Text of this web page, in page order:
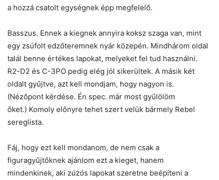
a hozzá csatolt egységnek épp megfelelő.
Basszus. Ennek a kiegnek annyira koksz szaga van, mint
egy zsúfolt edzőteremnek nyár közepén. Mindhárom oldal
talál benne értékes lapokat, melyeket fel tud használni.
R2-D2 és C-3PO pedig elég jól sikerültek. A másik két
oldalt gyűjtve, azt kell mondjam, hogy nagyon is.
(Nézőpont kérdése. Én spec. már most gyűlölöm
őket.) Komoly előnyre tehet szert velük bármely Rebel
sereglista.
Fáj, hogy ezt kell mondanom, de nem csak a
figuragyűjtőknek ajánlom ezt a kieget, hanem
mindenkinek, aki zúzós lapokat szeretne beépíteni a